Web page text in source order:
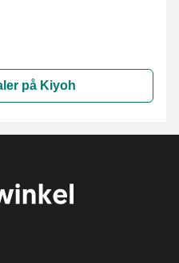
på Kiyoh